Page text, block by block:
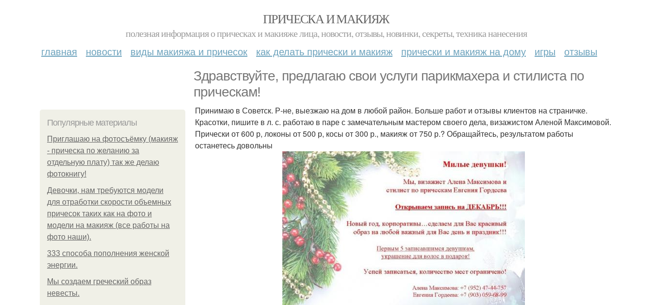
ПРИЧЕСКА И МАКИЯЖ
полезная информация о прическах и макияже лица, новости, отзывы, новинки, секреты, техника нанесения
главная новости виды макияжа и причесок как делать прически и макияж прически и макияж на дому игры отзывы
Здравствуйте, предлагаю свои услуги парикмахера и стилиста по
прическам!
Популярные материалы
Приглашаю на фотосъёмку (макияж
- прическа по желанию за
отдельную плату) так же делаю
фотокнигу!
Девочки, нам требуются модели
для отработки скорости объемных
причесок таких как на фото и
модели на макияж (все работы на
фото наши).
333 способа пополнения женской
энергии.
Мы создаем греческий образ
невесты.
Принимаю в Советск. Р-не, выезжаю на дом в любой район. Больше работ и отзывы клиентов на страничке.
Красотки, пишите в л. с. работаю в паре с замечательным мастером своего дела, визажистом Аленой Максимовой.
Прически от 600 р, локоны от 500 р, косы от 300 р., макияж от 750 р.? Обращайтесь, результатом работы
останетесь довольны